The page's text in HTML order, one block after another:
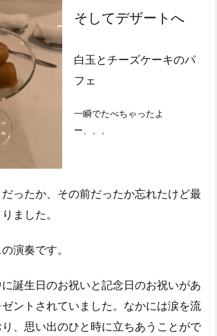
そしてデザートへ
白玉とチーズケーキのパ
フェ
一瞬でたべちゃったよ
ー、、、
ったか、その前だったか忘れたけど最
ました。
演奏です。
誕生日のお祝いと記念日のお祝いがあ
ントされていました。なかには涙を流
、思い出のひと時に立ちあうことがで